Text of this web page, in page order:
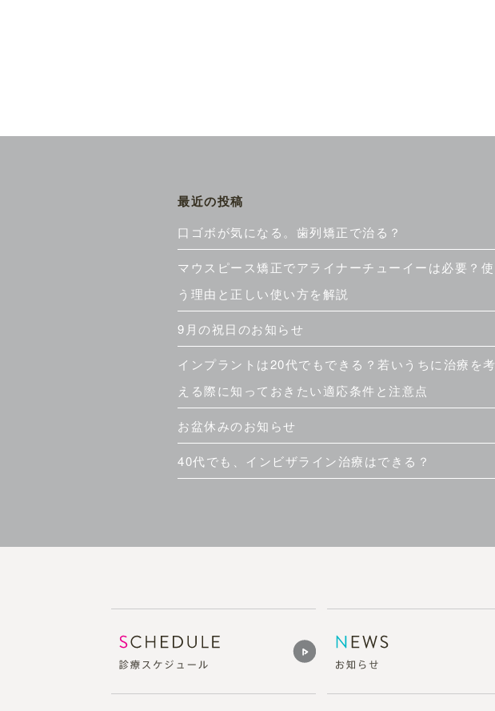
最近の投稿
口ゴボが気になる。歯列矯正で治る？
マウスピース矯正でアライナーチューイーは必要？使
う理由と正しい使い方を解説
9月の祝日のお知らせ
インプラントは20代でもできる？若いうちに治療を考
える際に知っておきたい適応条件と注意点
お盆休みのお知らせ
40代でも、インビザライン治療はできる？